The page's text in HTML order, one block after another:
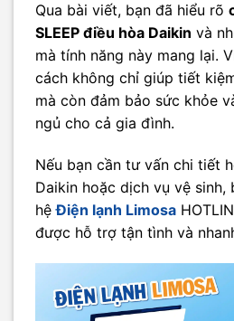
Qua bài viết, bạn đã hiểu rõ
SLEEP điều hòa Daikin và
mà tính năng này mang lại.
cách không chỉ giúp tiết
mà còn đảm bảo sức khỏe
ngủ cho cả gia đình.
Nếu bạn cần tư vấn chi tiết
Daikin hoặc dịch vụ vệ sinh,
hệĐiện lạnh Limosa
được hỗ trợ tận tình và